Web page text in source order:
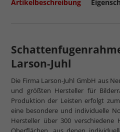
Artikelbeschreibung
Larson-Juhl
Die Firma Larson-Juhl GmbH aus
und größten Hersteller für
Produktion der Leisten erfolgt
eine besondere und individuelle
Hersteller über 300